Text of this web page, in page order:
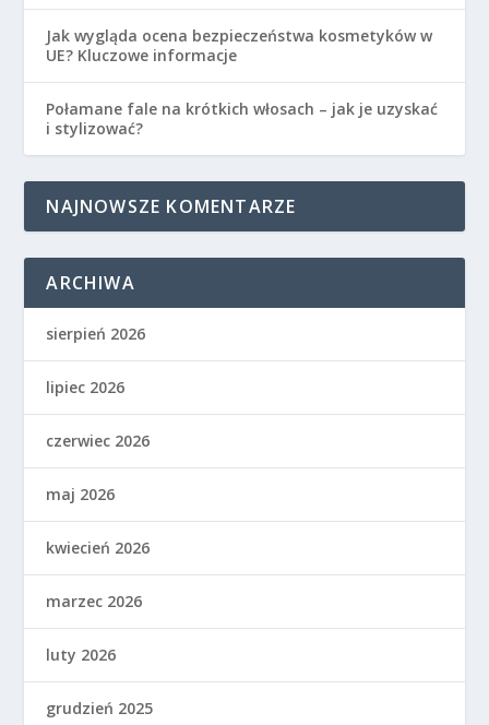
Jak wygląda ocena bezpieczeństwa kosmetyków w
UE? Kluczowe informacje
Połamane fale na krótkich włosach – jak je uzyskać
i stylizować?
NAJNOWSZE KOMENTARZE
ARCHIWA
sierpień 2026
lipiec 2026
czerwiec 2026
maj 2026
kwiecień 2026
marzec 2026
luty 2026
grudzień 2025